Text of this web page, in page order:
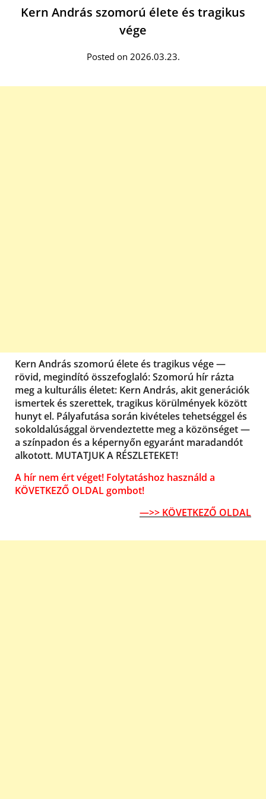
Kern András szomorú élete és tragikus
vége
Posted on 2026.03.23.
Kern András szomorú élete és tragikus vége —
rövid, megindító összefoglaló: Szomorú hír rázta
meg a kulturális életet: Kern András, akit generációk
ismertek és szerettek, tragikus körülmények között
hunyt el. Pályafutása során kivételes tehetséggel és
sokoldalúsággal örvendeztette meg a közönséget —
a színpadon és a képernyőn egyaránt maradandót
alkotott. MUTATJUK A RÉSZLETEKET!
A hír nem ért véget! Folytatáshoz használd a
KÖVETKEZŐ OLDAL gombot!
—>> KÖVETKEZŐ OLDAL